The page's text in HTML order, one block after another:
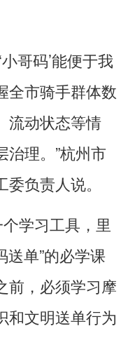
哥码’能便于我
全市骑手群体数
流动状态等情
治理。”杭州市
负责人说。
学习工具，里
送单”的必学课
前，必须学习摩
和文明送单行为